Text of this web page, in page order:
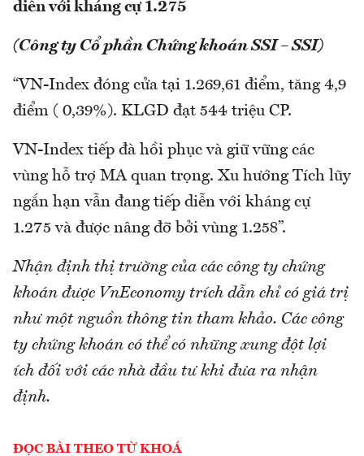
diễn với kháng cự 1.275
(Công ty Cổ phần Chứng khoán SSI – SSI)
“VN-Index đóng cửa tại 1.269,61 điểm, tăng 4,9
điểm ( 0,39%). KLGD đạt 544 triệu CP.
VN-Index tiếp đà hồi phục và giữ vững các
vùng hỗ trợ MA quan trọng. Xu hướng Tích lũy
ngắn hạn vẫn đang tiếp diễn với kháng cự
1.275 và được nâng đỡ bởi vùng 1.258”.
Nhận định thị trường của các công ty chứng
khoán được VnEconomy trích dẫn chỉ có giá trị
như một nguồn thông tin tham khảo. Các công
ty chứng khoán có thể có những xung đột lợi
ích đối với các nhà đầu tư khi đưa ra nhận
định.
ĐỌC BÀI THEO TỪ KHOÁ